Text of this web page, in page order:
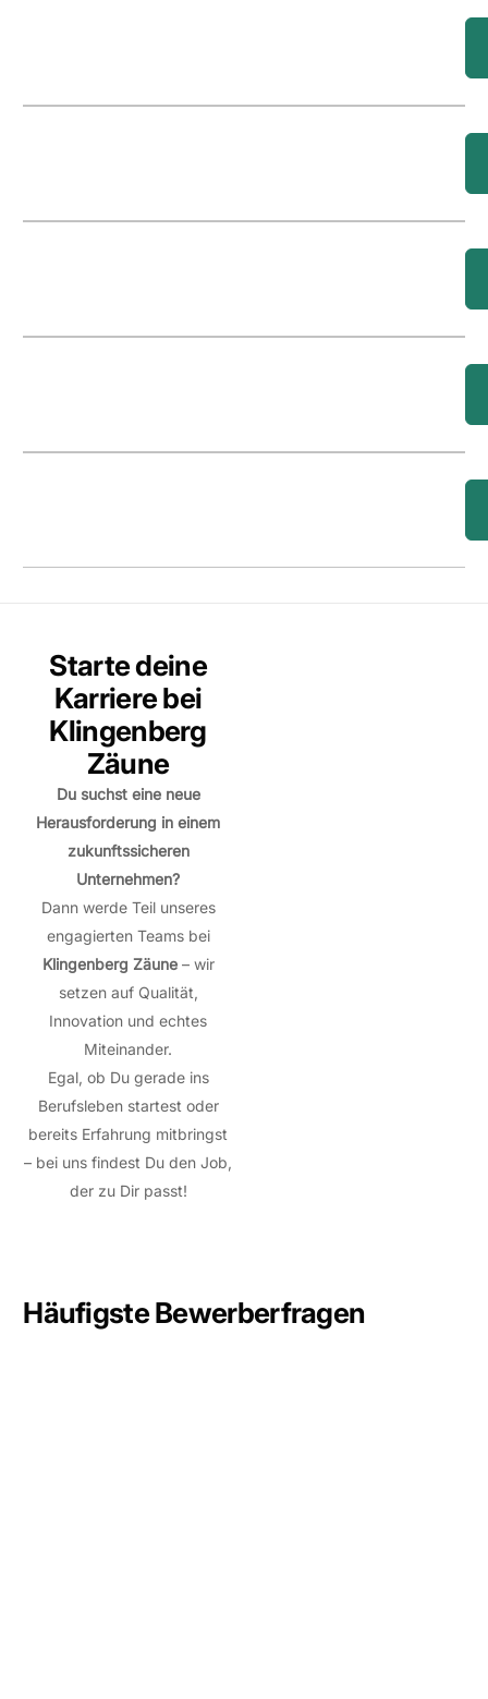
Starte deine
Karriere bei
Klingenberg
Zäune
Du suchst eine neue
Herausforderung in einem
zukunftssicheren
Unternehmen?
Dann werde Teil unseres
engagierten Teams bei
Klingenberg Zäune – wir
setzen auf Qualität,
Innovation und echtes
Miteinander.
Egal, ob Du gerade ins
Berufsleben startest oder
bereits Erfahrung mitbringst
– bei uns findest Du den Job,
der zu Dir passt!
Häufigste Bewerberfragen